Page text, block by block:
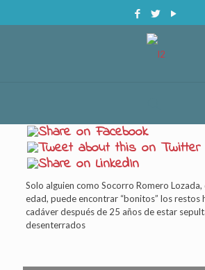
Solo alguien como Socorro Romero
edad, puede encontrar “bonitos” los restos
cadáver después de 25 años de estar
desenterrados